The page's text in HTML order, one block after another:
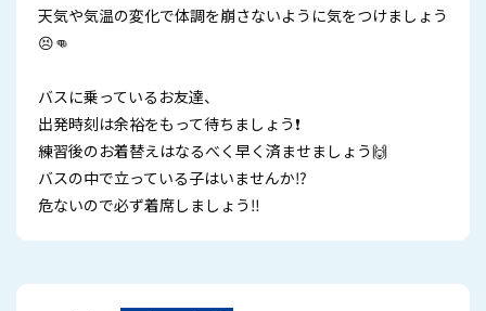
天気や気温の変化で体調を崩さないように気をつけましょう
😣👊
バスに乗っているお友達、
出発時刻は余裕をもって待ちましょう❗
練習後のお着替えはなるべく早く済ませましょう🙌
バスの中で立っている子はいませんか⁉
危ないので必ず着席しましょう‼